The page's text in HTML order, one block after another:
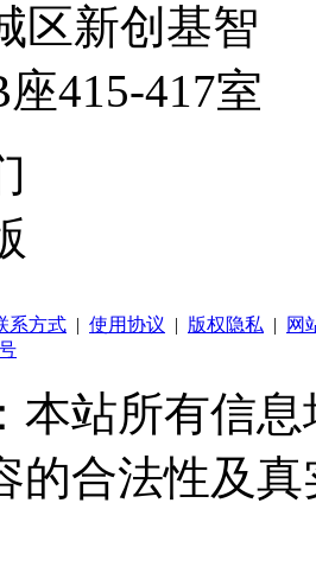
区新创基智
415-417室
系方式 | 使用协议 | 版权隐私 |
网
本站所有信
的合法性及